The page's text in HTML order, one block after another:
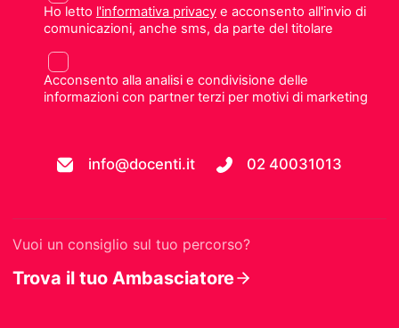
Ho letto l'informativa privacye acconsento all'invio di
comunicazioni, anche sms, da parte del titolare
Acconsento alla analisi e condivisione delle
informazioni con partner terzi per motivi di marketing
info@docenti.it 02 40031013
Vuoi un consiglio sul tuo percorso?
Trova il tuo Ambasciatore